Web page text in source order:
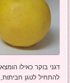
דגני בוקר כאילו
להתחיל לטגן